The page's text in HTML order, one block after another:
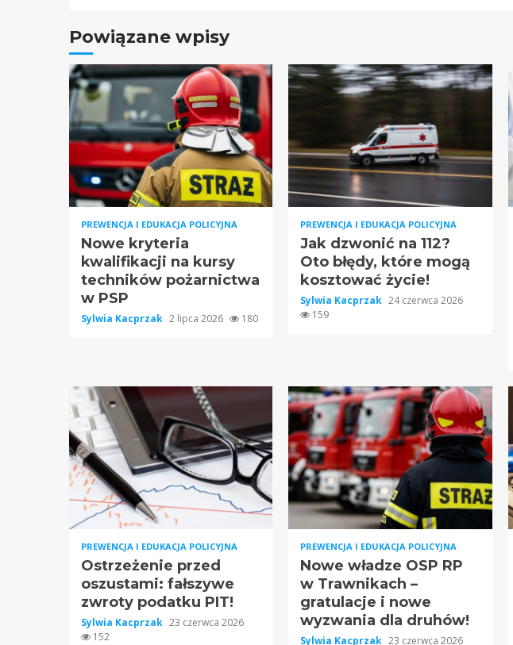
Powiązane wpisy
PREWENCJA I EDUKACJA POLICYJNA
Nowe kryteria
kwalifikacji na kursy
techników pożarnictwa
w PSP
Sylwia Kacprzak 2 lipca 2026 180
PREWENCJA I EDUKACJA POLICYJNA
Jak dzwonić na 112?
Oto błędy, które mogą
kosztować życie!
Sylwia Kacprzak 24 czerwca 2026
159
PREWENCJA I EDUKACJA POLICYJNA
Ostrzeżenie przed
oszustami: fałszywe
zwroty podatku PIT!
Sylwia Kacprzak 23 czerwca 2026
152
PREWENCJA I EDUKACJA POLICYJNA
Nowe władze OSP RP
w Trawnikach –
gratulacje i nowe
wyzwania dla druhów!
Sylwia Kacprzak 23 czerwca 2026